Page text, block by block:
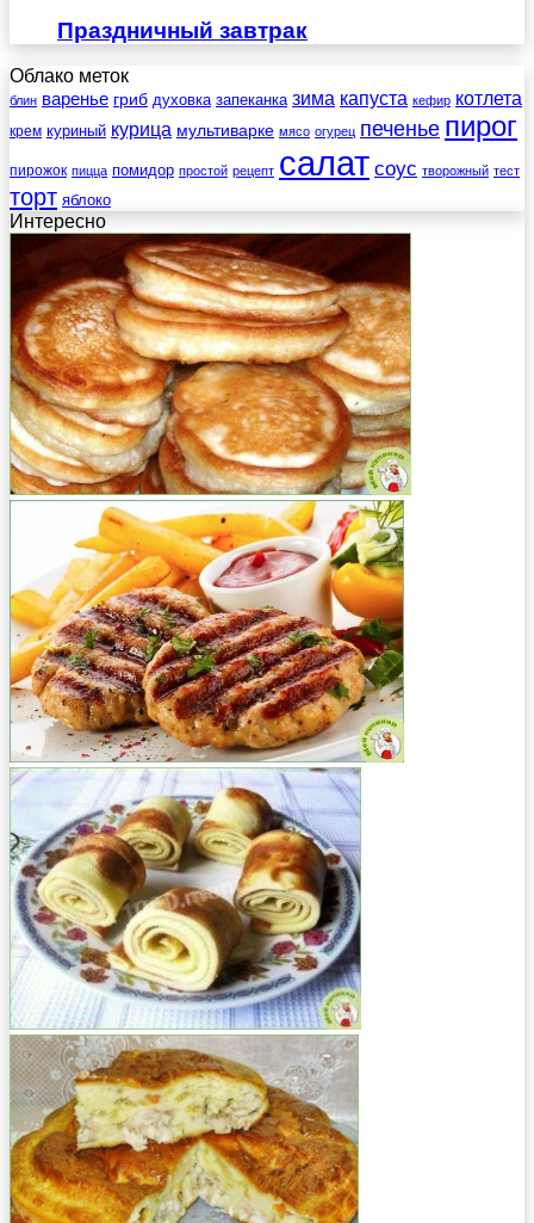
Праздничный завтрак
Облако меток
блин варенье гриб духовка запеканка зима капуста кефир котлета
крем куриный курица мультиварке мясо огурец печенье пирог
пирожок пицца помидор простой рецепт салат соус творожный тест
торт яблоко
Интересно